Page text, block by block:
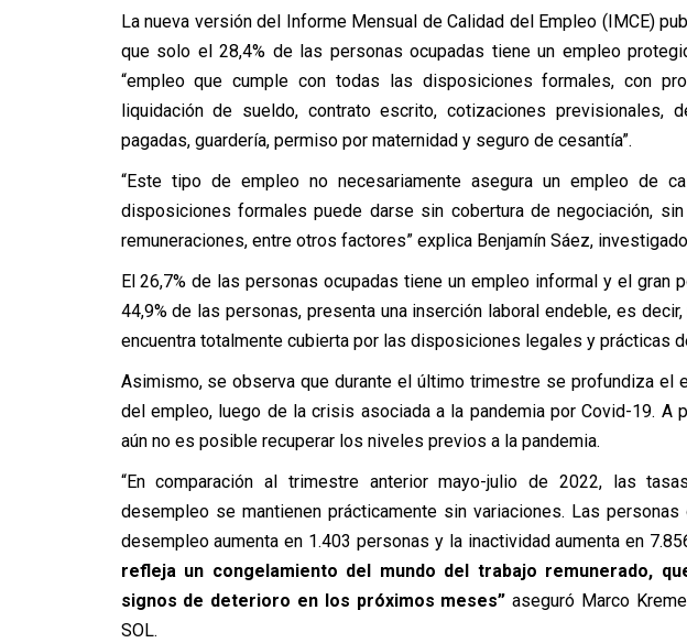
La nueva versión del Informe Mensual de Calidad del Empleo (IMCE)
que solo el 28,4% de las personas ocupadas tiene un empleo
“empleo que cumple con todas las disposiciones formales, con
liquidación de sueldo, contrato escrito, cotizaciones previsionales,
pagadas, guardería, permiso por maternidad y seguro de cesantía”.
“Este tipo de empleo no necesariamente asegura un empleo de
disposiciones formales puede darse sin cobertura de negociación,
remuneraciones, entre otros factores” explica Benjamín Sáez,
El 26,7% de las personas ocupadas tiene un empleo informal y el gran
44,9% de las personas, presenta una inserción laboral endeble, es
encuentra totalmente cubierta por las disposiciones legales y prácticas
Asimismo, se observa que durante el último trimestre se profundiza el
del empleo, luego de la crisis asociada a la pandemia por Covid-19. A
aún no es posible recuperar los niveles previos a la pandemia.
“En comparación al trimestre anterior mayo-julio de 2022, las
desempleo se mantienen prácticamente sin variaciones. Las personas
desempleo aumenta en 1.403 personas y la inactividad aumenta en
refleja un congelamiento del mundo del trabajo remunerado,
signos de deterioro en los próximos meses”aseguró Marco
SOL.